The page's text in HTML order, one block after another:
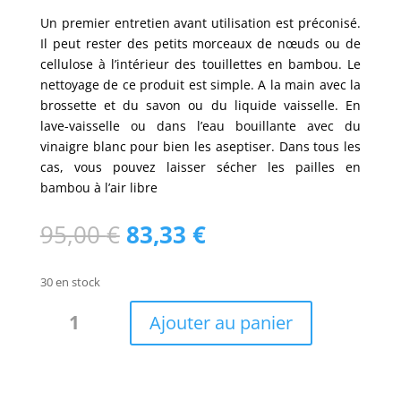
Un premier entretien avant utilisation est préconisé.
Il peut rester des petits morceaux de nœuds ou de
cellulose à l’intérieur des touillettes en bambou. Le
nettoyage de ce produit est simple. A la main avec la
brossette et du savon ou du liquide vaisselle. En
lave-vaisselle ou dans l’eau bouillante avec du
vinaigre blanc pour bien les aseptiser. Dans tous les
cas, vous pouvez laisser sécher les pailles en
bambou à l’air libre
95,00€ Le
prix
était :
95,00 €.
83,33 €Le
prix
est :
83,33 €.
30 en stock
Ajouter au panier